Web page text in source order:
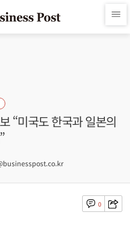
“미국도 한국과 일본의
0